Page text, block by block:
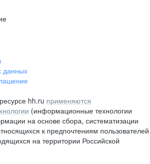
данных
hh.ru применяются
(информационные технологии
на основе сбора, систематизации
к предпочтениям пользователей
на территории Российской